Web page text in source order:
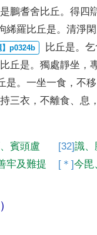
鵬耆舍比丘。得四
絺羅比丘是。清淨
比丘是。
丘是。獨處靜坐 ，
是。一坐一食 ，不移
三衣 ，不離食、息
、 賓頭盧 [32]識、
牢及難提 [＊]今毘